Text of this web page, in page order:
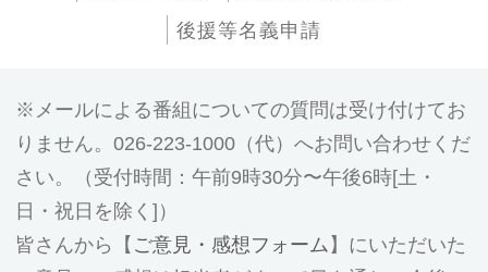
後援等名義申請
メールによる番組についての質問は受け付けてお
りません。026-223-1000（代）へお問い合わせくだ
さい。（受付時間：午前9時30分〜午後6時[土・
日・祝日を除く]）
皆さんから【 ご意見・感想フォーム 】にいただいた